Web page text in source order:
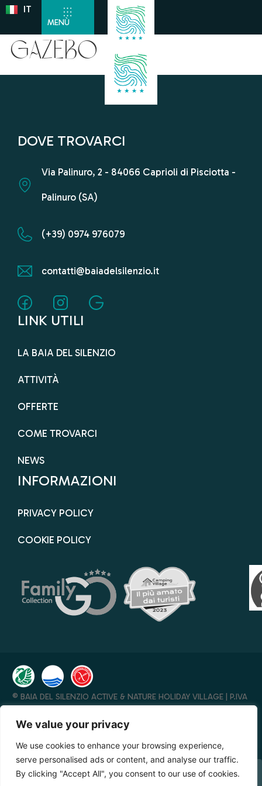
We value your privacy
We use cookies to enhance your browsing experience,
serve personalised ads or content, and analyse our traffic.
By clicking "Accept All", you consent to our use of cookies.
IT
DE
MENÙ
Gazebo
DOVE TROVARCI
Via Palinuro, 2 - 84066 Caprioli di Pisciotta -
Palinuro (SA)
(+39) 0974 976079
contatti@baiadelsilenzio.it
LINK UTILI
LA BAIA DEL SILENZIO
ATTIVITÀ
OFFERTE
COME TROVARCI
NEWS
INFORMAZIONI
PRIVACY POLICY
COOKIE POLICY
© BAIA DEL SILENZIO ACTIVE & NATURE HOLIDAY VILLAGE | P.IVA
IT065096A1W9RRB7FF
DIGITAL MARKETING FTLAB S.R.L.S.
NELL’ANNO 2023– MADE WITH ♥️ BYJVP